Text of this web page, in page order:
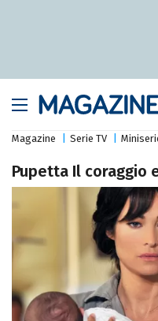
Magazine Serie TV
Pupetta Il coraggio